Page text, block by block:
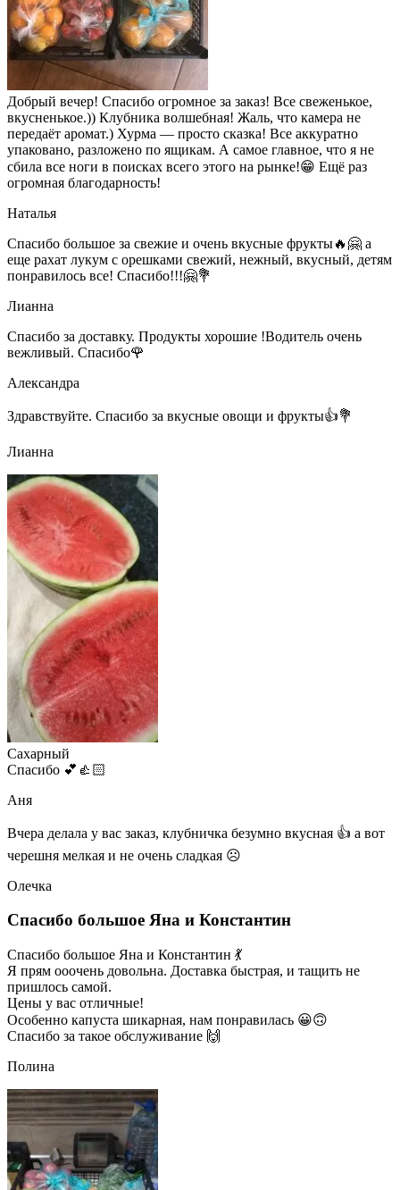
Добрый вечер! Спасибо огромное за заказ! Все свеженькое,
вкусненькое.)) Клубника волшебная! Жаль, что камера не
передаёт аромат.) Хурма — просто сказка! Все аккуратно
упаковано, разложено по ящикам. А самое главное, что я не
сбила все ноги в поисках всего этого на рынке!😁 Ещё раз
огромная благодарность!
Наталья
Спасибо большое за свежие и очень вкусные фрукты🔥🤗 а
еще рахат лукум с орешками свежий, нежный, вкусный, детям
понравилось все! Спасибо!!!🤗💐
Лианна
Спасибо за доставку. Продукты хорошие !Водитель очень
вежливый. Спасибо🌹
Александра
Здравствуйте. Спасибо за вкусные овощи и фрукты👍💐
Лианна
Сахарный
Спасибо 💕👍🏻
Аня
Вчера делала у вас заказ, клубничка безумно вкусная 👍 а вот
черешня мелкая и не очень сладкая ☹
Олечка
Спасибо большое Яна и Константин
Спасибо большое Яна и Константин 💃
Я прям ооочень довольна. Доставка быстрая, и тащить не
пришлось самой.
Цены у вас отличные!
Особенно капуста шикарная, нам понравилась 😀🙃
Спасибо за такое обслуживание 🙌
Полина